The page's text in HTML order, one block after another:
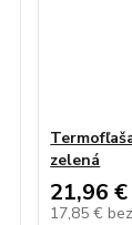
zelená
21,96 €
17,85 €